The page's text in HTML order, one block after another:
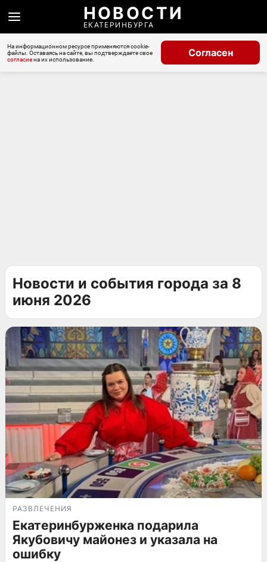
НОВОСТИ
ЕКАТЕРИНБУРГА
На информационном ресурсе применяются cookie-
файлы. Оставаясь на сайте, вы подтверждаете свое
согласиена их использование.
Согласен
Новости и события города за 8
июня 2026
РАЗВЛЕЧЕНИЯ
Екатеринбурженка подарила
Якубовичу майонез и указала на
ошибку